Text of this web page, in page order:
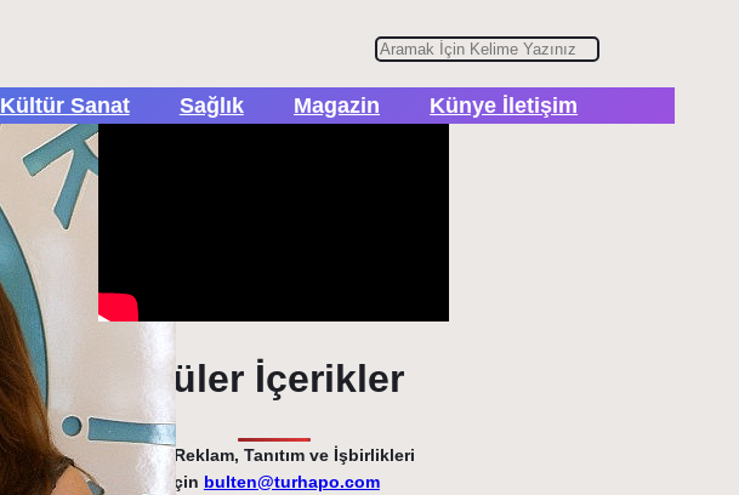
A
r
a
Kültür Sanat Sağlık Magazin Künye İletişim
Popüler İçerikler
Tüm Reklam, Tanıtım ve İşbirlikleri
için bulten@turhapo.com